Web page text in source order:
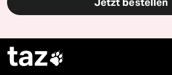
Jetzt bestellen
taz